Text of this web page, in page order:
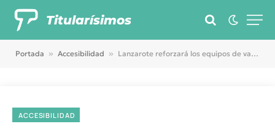
Titularísimos
Portada » Accesibilidad » Lanzarote reforzará los equipos de valoración para el reconocimiento del grado de discapacidad en la isla
ACCESIBILIDAD